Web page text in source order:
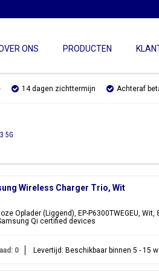
ONS PRODUCTEN
14 dagen zichttermijn Achteraf
5G
Wireless Charger Trio, Wit
Oplader (Liggend), EP-P6300TWEGEU,
Qi certified devices
0 Levertijd: Beschikbaar binnen 5 - 15